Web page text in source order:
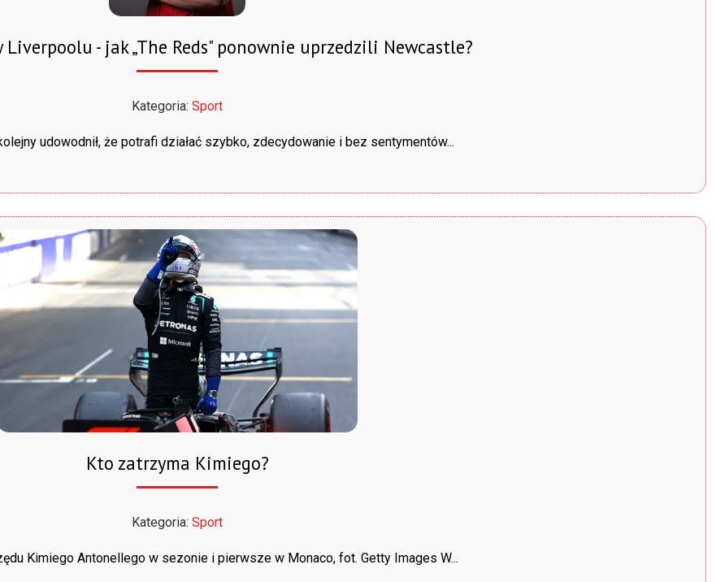
- jak „The Reds" ponownie uprzedzili Newcastle?
Kategoria: Sport
udowodnił, że potrafi działać szybko, zdecydowanie i bez sentymentów...
Kto zatrzyma Kimiego?
Kategoria: Sport
Kimiego Antonellego w sezonie i pierwsze w Monaco, fot. Getty Images W...